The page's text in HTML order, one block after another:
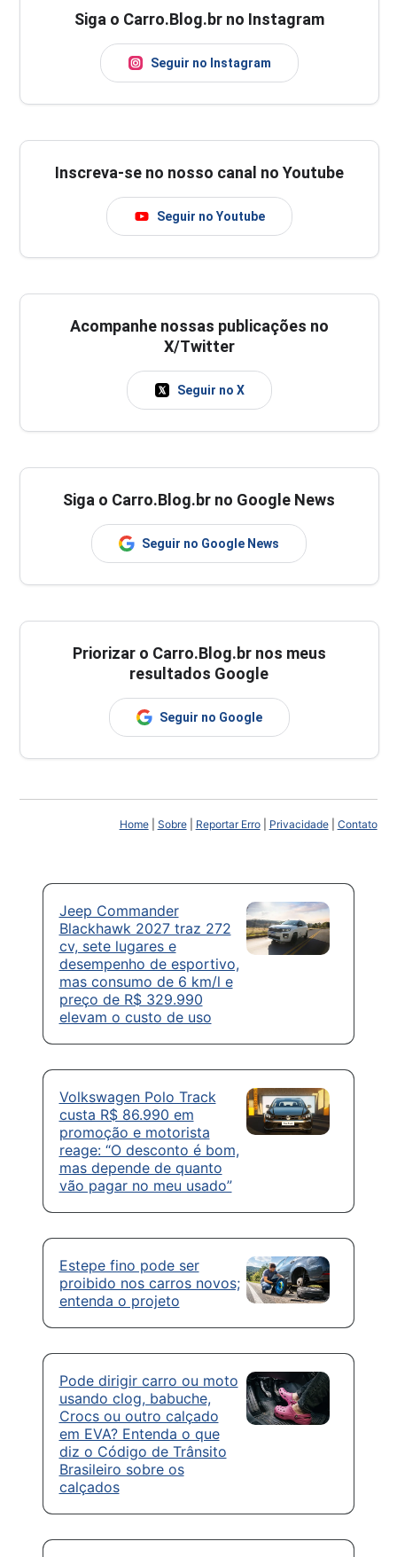
Siga o Carro.Blog.br no Instagram
Seguir no Instagram
Inscreva-se no nosso canal no Youtube
Seguir no Youtube
Acompanhe nossas publicações no
X/Twitter
Seguir no X
Siga o Carro.Blog.br no Google News
Seguir no Google News
Priorizar o Carro.Blog.br nos meus
resultados Google
Seguir no Google
Home| Sobre| Reportar Erro| Privacidade| Contato
Jeep Commander
Blackhawk 2027 traz 272
cv, sete lugares e
desempenho de esportivo,
mas consumo de 6 km/l e
preço de R$ 329.990
elevam o custo de uso
Volkswagen Polo Track
custa R$ 86.990 em
promoção e motorista
reage: “O desconto é bom,
mas depende de quanto
vão pagar no meu usado”
Estepe fino pode ser
proibido nos carros novos;
entenda o projeto
Pode dirigir carro ou moto
usando clog, babuche,
Crocs ou outro calçado
em EVA? Entenda o que
diz o Código de Trânsito
Brasileiro sobre os
calçados